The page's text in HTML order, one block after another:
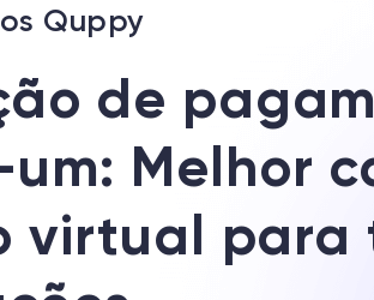
Quppy
de
Melhor
virtual para